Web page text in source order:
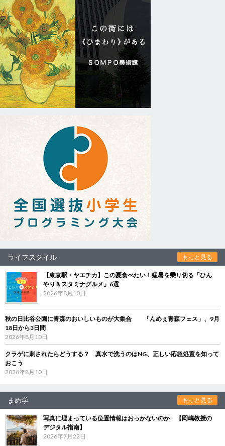
ライフスタイル もっと見る
【東京駅・ヤエチカ】この夏食べたい！猛暑を乗り切る「ひん
やり＆スタミナグルメ」6選
2026年8月10日
秋の日比谷公園に青森のおいしいものが大集合 「んめぇ青森フェス」、9月
18日から3日間
2026年8月10日
クラゲに刺されたらどうする？ 真水で洗うのはNG、正しい応急処置を知って
おこう
2026年8月10日
まめ学 もっと見る
写真に埋まっている位置情報はおっかないのか 【岡嶋教授の
デジタル指南】
2026年7月22日